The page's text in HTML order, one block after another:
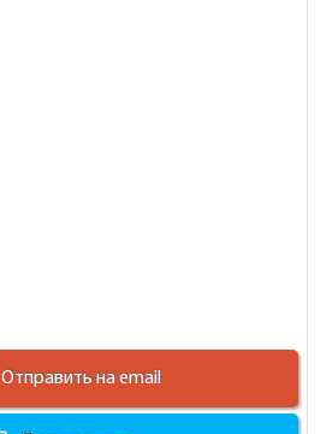
Отправить на email